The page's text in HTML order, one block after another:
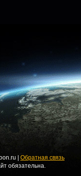
| Обратная связь
обязательна.